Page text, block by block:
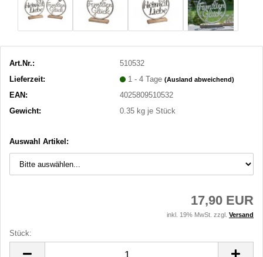
Art.Nr.:
510532
Lieferzeit:
1 - 4 Tage(Ausland abweichend)
EAN:
4025809510532
Gewicht:
0.35 kg je Stück
Auswahl Artikel:
17,90 EUR
inkl. 19% MwSt. zzgl. Versand
Stück: